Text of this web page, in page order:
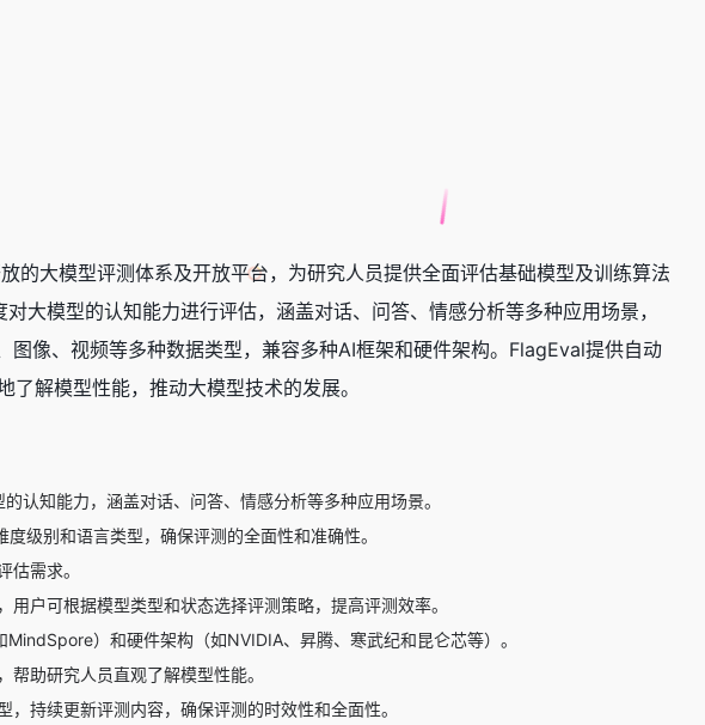
大模型评测体系及开放平台，为研究人员提供全面评估基础模型及训练算法
大模型的认知能力进行评估，涵盖对话、问答、情感分析等多种应用场景，
像、视频等多种数据类型，兼容多种AI框架和硬件架构。FlagEval提供自动
解模型性能，推动大模型技术的发展。
认知能力，涵盖对话、问答、情感分析等多种应用场景。
级别和语言类型，确保评测的全面性和准确性。
需求。
户可根据模型类型和状态选择评测策略，提高评测效率。
）和硬件架构（如NVIDIA、昇腾、寒武纪和昆仑芯等）。
助研究人员直观了解模型性能。
持续更新评测内容，确保评测的时效性和全面性。